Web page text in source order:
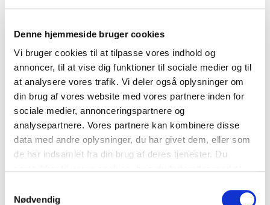
Denne hjemmeside bruger cookies
Vi bruger cookies til at tilpasse vores indhold og
annoncer, til at vise dig funktioner til sociale medier og til
at analysere vores trafik. Vi deler også oplysninger om
din brug af vores website med vores partnere inden for
sociale medier, annonceringspartnere og
analysepartnere. Vores partnere kan kombinere disse
data med andre oplysninger, du har givet dem, eller som
de har indsamlet fra din brug af deres tjenester. Du
Nødvendig
LOKATION
Ny Adelgade 5, 1104 København K
Kongens Nytorv St. 250 m
Nørreport St. (metro, S-tog og regionaltog)
Jeudan parkering Gammel Mønt 150 m